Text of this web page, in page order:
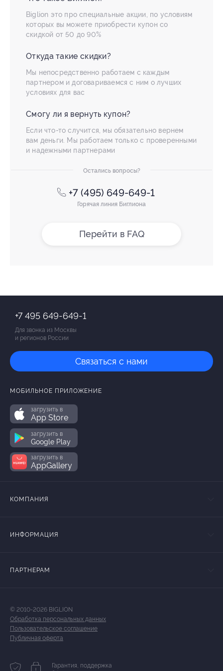
Biglion это про специальные акции, по условиям
которых вы можете приобрести купон со
скидкой от 50 до 90%
Откуда такие скидки?
Мы непосредственно работаем с каждым
партнером и договариваемся с ним о лучших
условиях для вас
Смогу ли я вернуть купон?
Если что-то случится, мы обязательно вернем
вам деньги. Мы работаем только с проверенными
и надежными партнерами
Остались вопросы?
+7 (495) 649-649-1
Горячая линия Биглиона
Перейти в FAQ
+7 495 649-649-1
Для звонка из Москвы
и регионов России
Связаться с нами
МОБИЛЬНОЕ ПРИЛОЖЕНИЕ
загрузить в
App Store
загрузить в
Google Play
загрузить в
AppGallery
КОМПАНИЯ
ИНФОРМАЦИЯ
ПАРТНЕРАМ
© 2010-2026 BIGLION
Обработка персональных данных
Пользовательское соглашение
Публичная оферта
Гарантия, поддержка